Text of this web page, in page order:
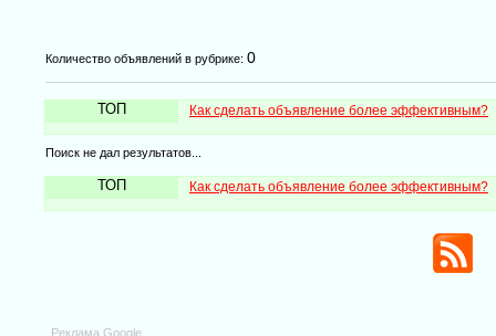
Количество объявлений в рубрике: 0
ТОП Как сделать объявление более эффективным?
Поиск не дал результатов...
ТОП Как сделать объявление более эффективным?
Реклама Google